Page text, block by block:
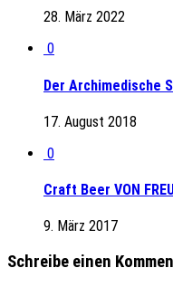
28. März 2022
0
Der Archimedische
17. August 2018
0
Craft Beer VON
9. März 2017
Schreibe einen